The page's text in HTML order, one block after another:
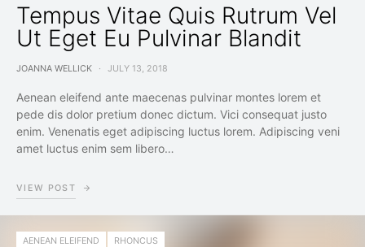
Tempus Vitae Quis Rutrum Vel
Ut Eget Eu Pulvinar Blandit
JOANNA WELLICK JULY 13, 2018
Aenean eleifend ante maecenas pulvinar montes lorem et
pede dis dolor pretium donec dictum. Vici consequat justo
enim. Venenatis eget adipiscing luctus lorem. Adipiscing veni
amet luctus enim sem libero…
VIEW POST
AENEAN ELEIFEND RHONCUS